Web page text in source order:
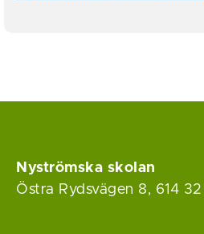
Nyströmska skolan
Östra Rydsvägen 8, 614